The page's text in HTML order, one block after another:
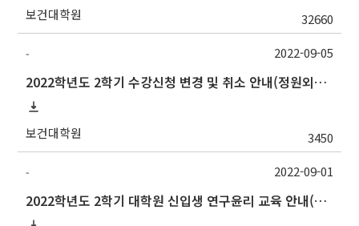
보건대학원 32660
-
2022학년도 2학기 수강신청 변경 및 취소 안내(정원외신청, 중복수강신청 포함)
보건대학원 3450
2022-09-05
-
2022학년도 2학기 대학원 신입생 연구윤리 교육 안내(~12/31까지 기간 재연장)
2022-09-01